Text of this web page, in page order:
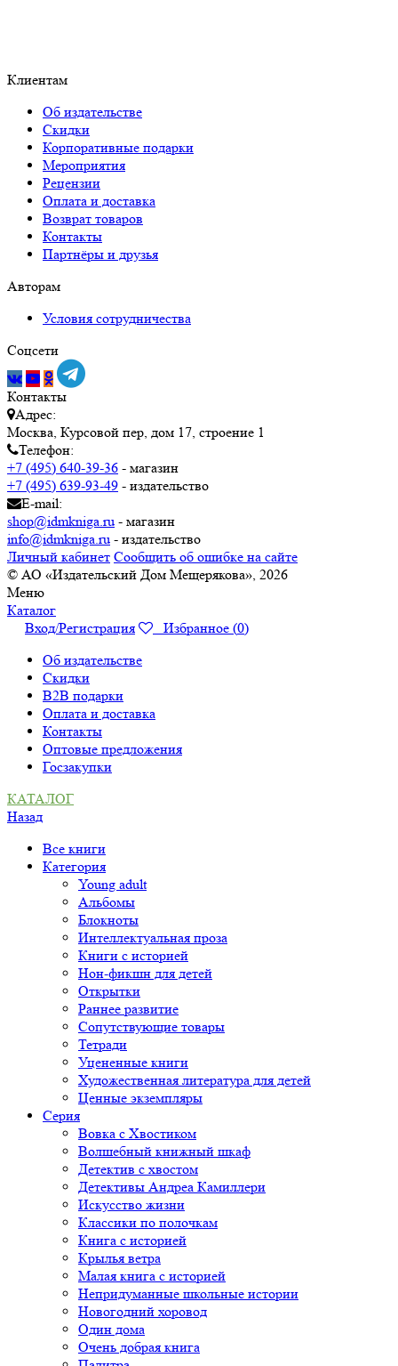
Клиентам
Об издательстве
Скидки
Корпоративные подарки
Мероприятия
Рецензии
Оплата и доставка
Возврат товаров
Контакты
Партнёры и друзья
Авторам
Условия сотрудничества
Соцсети
Контакты
Адрес:
Москва, Курсовой пер, дом 17, строение 1
Телефон:
+7 (495) 640-39-36 - магазин
+7 (495) 639-93-49 - издательство
E-mail:
shop@idmkniga.ru - магазин
info@idmkniga.ru - издательство
Личный кабинет Сообщить об ошибке на сайте
© АО «Издательский Дом Мещерякова», 2026
Меню
Каталог
Вход/Регистрация
Избранное (0)
Об издательстве
Скидки
B2B подарки
Оплата и доставка
Контакты
Оптовые предложения
Госзакупки
КАТАЛОГ
Назад
Все книги
Категория
Young adult
Альбомы
Блокноты
Интеллектуальная проза
Книги с историей
Нон-фикшн для детей
Открытки
Раннее развитие
Сопутствующие товары
Тетради
Уцененные книги
Художественная литература для детей
Ценные экземпляры
Серия
Вовка с Хвостиком
Волшебный книжный шкаф
Детектив с хвостом
Детективы Андреа Камиллери
Искусство жизни
Классики по полочкам
Книга с историей
Крылья ветра
Малая книга с историей
Непридуманные школьные истории
Новогодний хоровод
Один дома
Очень добрая книга